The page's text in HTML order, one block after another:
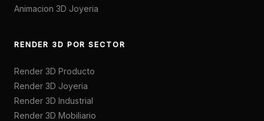
Animacion 3D Joyeria
RENDER 3D POR SECTOR
Render 3D Producto
Render 3D Joyeria
Render 3D Industrial
Render 3D Mobiliario